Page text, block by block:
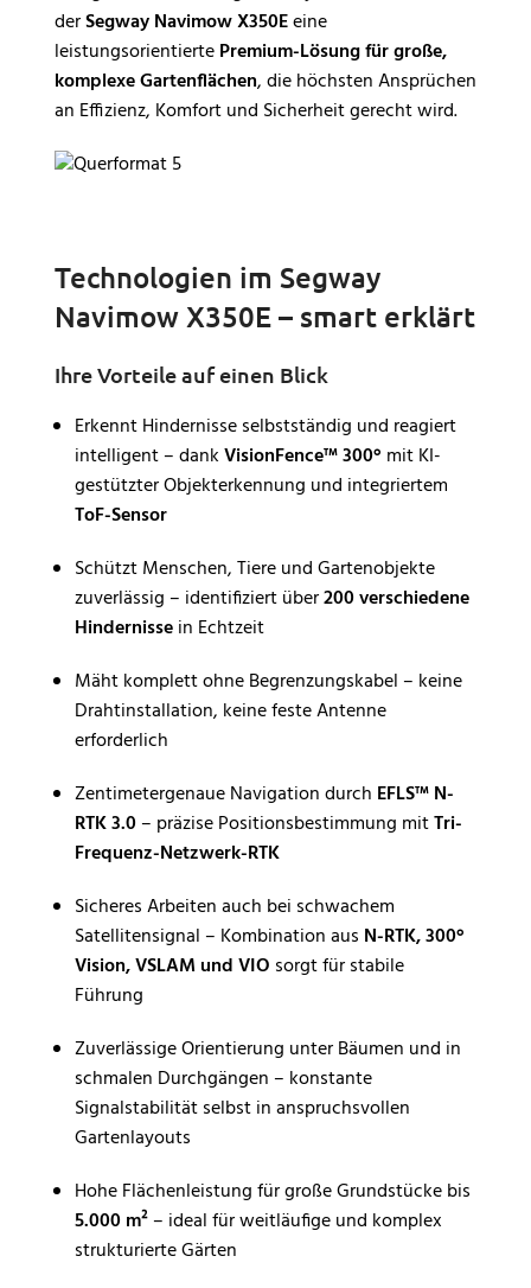
derSegway Navimow X350Eeine
leistungsorientiertePremium-Lösung für große,
komplexe Gartenflächen, die höchsten Ansprüchen
an Effizienz, Komfort und Sicherheit gerecht wird.
Technologien im Segway
Navimow X350E – smart erklärt
Ihre Vorteile auf einen Blick
Erkennt Hindernisse selbstständig und reagiert
intelligent – dankVisionFence™ 300° mit KI-
gestützter Objekterkennung und integriertem
ToF-Sensor
Schützt Menschen, Tiere und Gartenobjekte
zuverlässig – identifiziert über200 verschiedene
Hindernissein Echtzeit
Mäht komplett ohne Begrenzungskabel – keine
Drahtinstallation, keine feste Antenne
erforderlich
Zentimetergenaue Navigation durch EFLS™ N-
RTK 3.0– präzise Positionsbestimmung mitTri-
Frequenz-Netzwerk-RTK
Sicheres Arbeiten auch bei schwachem
Satellitensignal – Kombination aus N-RTK, 300°
Vision, VSLAM und VIO sorgt für stabile
Führung
Zuverlässige Orientierung unter Bäumen und in
schmalen Durchgängen – konstante
Signalstabilität selbst in anspruchsvollen
Gartenlayouts
Hohe Flächenleistung für große Grundstücke bis
5.000 m²– ideal für weitläufige und komplex
strukturierte Gärten